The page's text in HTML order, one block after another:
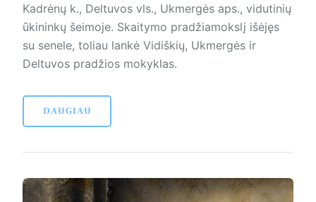
Kadrėnų k., Deltuvos vls., Ukmergės aps., vidutinių
ūkininkų šeimoje. Skaitymo pradžiamokslį išėjęs
su senele, toliau lankė Vidiškių, Ukmergės ir
Deltuvos pradžios mokyklas.
DAUGIAU